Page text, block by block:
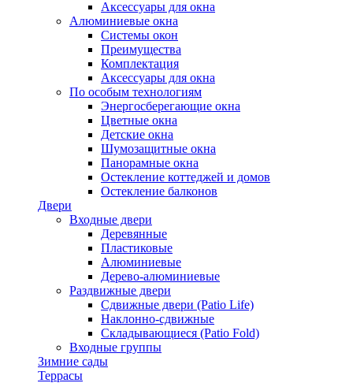
Аксессуары для окна
Алюминиевые окна
Системы окон
Преимущества
Комплектация
Аксессуары для окна
По особым технологиям
Энергосберегающие окна
Цветные окна
Детские окна
Шумозащитные окна
Панорамные окна
Остекление коттеджей и домов
Остекление балконов
Двери
Входные двери
Деревянные
Пластиковые
Алюминиевые
Дерево-алюминиевые
Раздвижные двери
Сдвижные двери (Patio Life)
Наклонно-сдвижные
Складывающиеся (Patio Fold)
Входные группы
Зимние сады
Террасы